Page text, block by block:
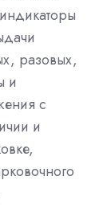
разовых,
и
с
и